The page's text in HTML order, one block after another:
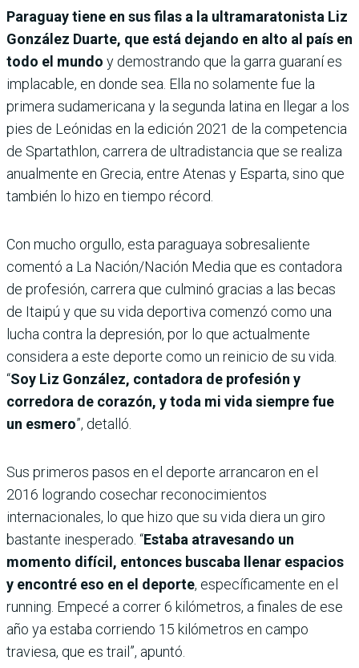
Paraguay tiene en sus filas a la ultramaratonista Liz
González Duarte, que está dejando en alto al país en
todo el mundo y demostrando que la garra guaraní es
implacable, en donde sea. Ella no solamente fue la
primera sudamericana y la segunda latina en llegar a los
pies de Leónidas en la edición 2021 de la competencia
de Spartathlon, carrera de ultradistancia que se realiza
anualmente en Grecia, entre Atenas y Esparta, sino que
también lo hizo en tiempo récord.
Con mucho orgullo, esta paraguaya sobresaliente
comentó a La Nación/Nación Media que es contadora
de profesión, carrera que culminó gracias a las becas
de Itaipú y que su vida deportiva comenzó como una
lucha contra la depresión, por lo que actualmente
considera a este deporte como un reinicio de su vida.
“Soy Liz González, contadora de profesión y
corredora de corazón, y toda mi vida siempre fue
un esmero”, detalló.
Sus primeros pasos en el deporte arrancaron en el
2016 logrando cosechar reconocimientos
internacionales, lo que hizo que su vida diera un giro
bastante inesperado. “Estaba atravesando un
momento difícil, entonces buscaba llenar espacios
y encontré eso en el deporte, específicamente en el
running. Empecé a correr 6 kilómetros, a finales de ese
año ya estaba corriendo 15 kilómetros en campo
traviesa, que es trail”, apuntó.